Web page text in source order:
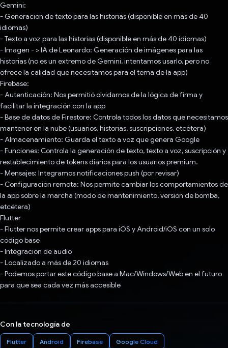
Gemini:
- Generación de texto para las historias (disponible en más de 40
idiomas)
- Texto a voz para las historias (disponible en más de 40 idiomas)
- Imagen - > IA de Leonardo: Generación de imágenes para las
historias (no es un extremo de Gemini, intentamos usarlo, pero no
ofrece la calidad que necesitamos para el tema de la app)
Firebase:
- Autenticación: Nos permitió olvidarnos de la lógica de firma y
facilitar la integración con la app
- Base de datos de Firestore: Controla todos los datos que necesitamos
mantener en la nube (usuarios, historias, suscripciones, etcétera)
- Almacenamiento: Guarda el texto a voz que genera Google
- Funciones: Controla la generación de texto, texto a voz, suscripción y
restablecimiento de tokens diarios para los usuarios premium.
- Mensajes: Integramos notificaciones push (por revisar)
- Configuración remota: Nos permite cambiar los comportamientos de
la app sobre la marcha (modo de mantenimiento, versión de bomba,
etcétera)
Flutter
- Flutter nos permite crear apps para iOS y Android/iOS con un solo
código base
- Integración de audio
- Localizado a más de 20 idiomas
- Podemos portar este código base a Mac/Windows/Web en el futuro
para que sea cada vez más accesible
Con la tecnología de
Flutter Android Firebase Google Cloud